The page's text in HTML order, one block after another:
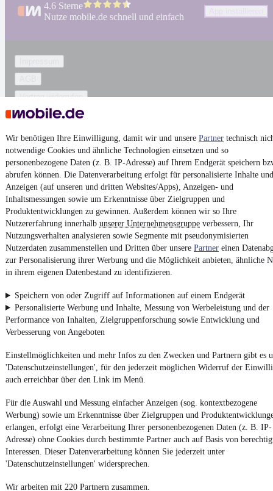
Wir benötigen Ihre Einwilligung, damit wir und unsere Partner technisch
notwendige Cookies und ähnliche Technologien einsetzen und so
personenbezogene Daten (z. B. IP-Adresse) auf Ihrem Endgerät speichern
abrufen können. Die Datenverarbeitung erfolgt für personalisierte Inhalte und
Anzeigen (auf unseren und dritten Websites/Apps), Anzeigen- und
Inhaltsmessungen sowie um Erkenntnisse über Zielgruppen und
Produktentwicklungen zu gewinnen. Außerdem können wir so Ihre
Nutzererfahrung innerhalb unserer Unternehmensgruppe verbessern, Ihr
Nutzungsverhalten analysieren sowie Segmente mit pseudonymisierten
Nutzerdaten zusammenstellen und Dritten über unsere Partner einen
zur Personalisierung ihrer Werbung und die Möglichkeit anbieten, ähnliche
in ihrem eigenen Datenbestand zu identifizieren.
Speichern von oder Zugriff auf Informationen auf einem Endgerät
Personalisierte Werbung und Inhalte, Messung von Werbeleistung und der
Performance von Inhalten, Zielgruppenforschung sowie Entwicklung und
Verbesserung von Angeboten
Einstellmöglichkeiten und mehr Infos zu den Zwecken und Partnern gibt es
'Datenschutzeinstellungen', für den jederzeit möglichen Widerruf der
auch erreichbar über den Link im Menü.
Für die Auswahl und Messung einfacher Anzeigen (sog. kontextbezogene
Werbung) sowie um Erkenntnisse über Zielgruppen und
erlangen, erfolgt eine Verarbeitung Ihrer personenbezogenen Daten (z. B. IP-
Adresse) ohne Cookies durch bestimmte Partner auch auf Basis von
Interessen. Dieser Datenverarbeitung können Sie jederzeit unter
'Datenschutzeinstellungen' widersprechen.
Wir arbeiten mit 220 Partnern zusammen.
4.6 Sterne
Nutze mobile.de schnell und einfach
Vertrag widerrufen
Datenschutz
Erklärung zur Barrierefreiheit
Report Security Vulnerability (English)
Powered by
EntdeckeKleinwagen ,SUVundWohnmobileund mehr bei
mobile.de